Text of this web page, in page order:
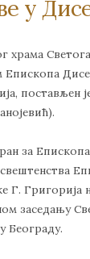
у
храма
постављен
за
Г. Григорија
заседању
Београду.